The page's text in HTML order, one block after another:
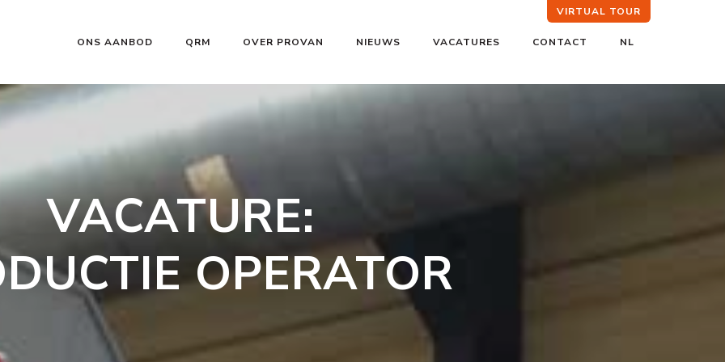
ONS AANBOD QRM OVER PROVAN NIEUWS VACATURES CONTACT NL
VIRTUAL TOUR
VACATURE:
OPERATOR